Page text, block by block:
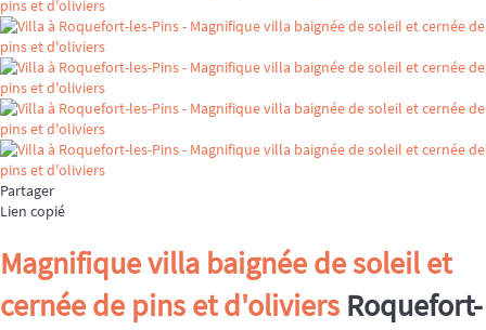
Partager
Lien copié
Magnifique villa baignée de soleil et
cernée de pins et d'oliviers Roquefort-